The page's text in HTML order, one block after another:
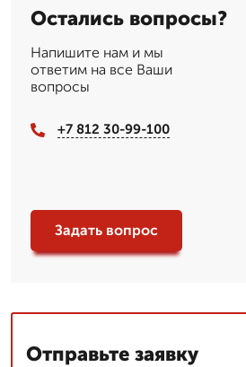
Остались вопросы?
Напишите нам и мы
ответим на все Ваши
вопросы
+7 812 30-99-100
Задать вопрос
Отправьте заявку